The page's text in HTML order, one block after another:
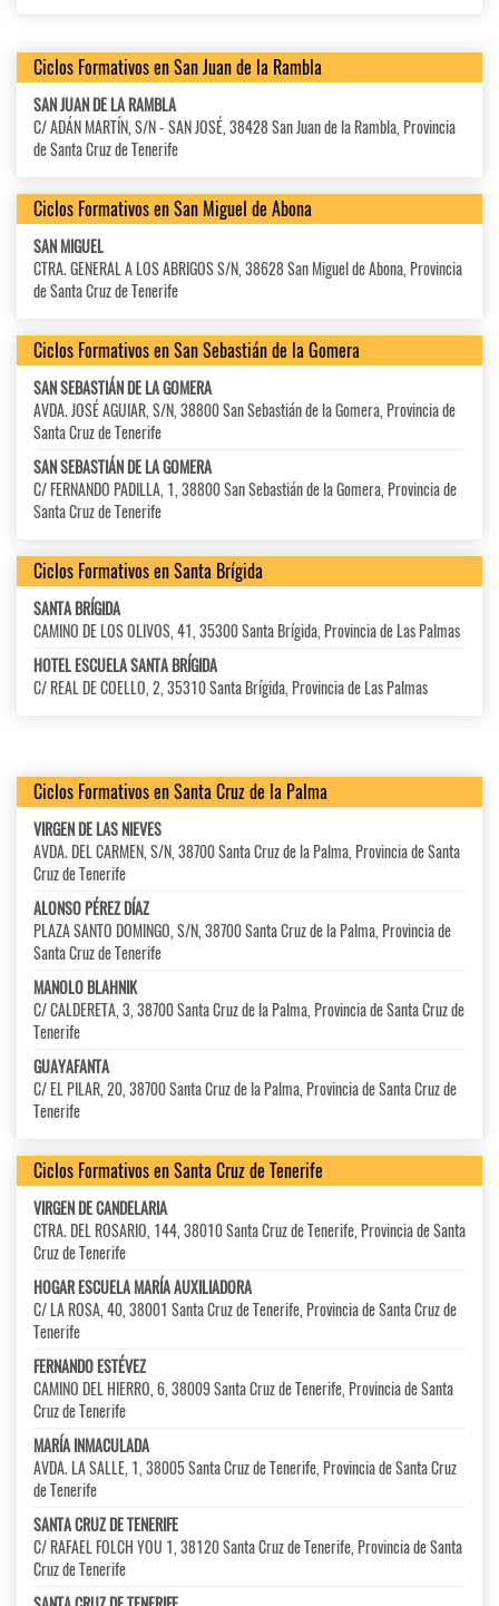
Ciclos Formativos en San Juan de la Rambla
SAN JUAN DE LA RAMBLA
C/ ADÁN MARTÍN, S/N - SAN JOSÉ, 38428 San Juan de la Rambla, Provincia
de Santa Cruz de Tenerife
Ciclos Formativos en San Miguel de Abona
SAN MIGUEL
CTRA. GENERAL A LOS ABRIGOS S/N, 38628 San Miguel de Abona, Provincia
de Santa Cruz de Tenerife
Ciclos Formativos en San Sebastián de la Gomera
SAN SEBASTIÁN DE LA GOMERA
AVDA. JOSÉ AGUIAR, S/N, 38800 San Sebastián de la Gomera, Provincia de
Santa Cruz de Tenerife
SAN SEBASTIÁN DE LA GOMERA
C/ FERNANDO PADILLA, 1, 38800 San Sebastián de la Gomera, Provincia de
Santa Cruz de Tenerife
Ciclos Formativos en Santa Brígida
SANTA BRÍGIDA
CAMINO DE LOS OLIVOS, 41, 35300 Santa Brígida, Provincia de Las Palmas
HOTEL ESCUELA SANTA BRÍGIDA
C/ REAL DE COELLO, 2, 35310 Santa Brígida, Provincia de Las Palmas
Ciclos Formativos en Santa Cruz de la Palma
VIRGEN DE LAS NIEVES
AVDA. DEL CARMEN, S/N, 38700 Santa Cruz de la Palma, Provincia de Santa
Cruz de Tenerife
ALONSO PÉREZ DÍAZ
PLAZA SANTO DOMINGO, S/N, 38700 Santa Cruz de la Palma, Provincia de
Santa Cruz de Tenerife
MANOLO BLAHNIK
C/ CALDERETA, 3, 38700 Santa Cruz de la Palma, Provincia de Santa Cruz de
Tenerife
GUAYAFANTA
C/ EL PILAR, 20, 38700 Santa Cruz de la Palma, Provincia de Santa Cruz de
Tenerife
Ciclos Formativos en Santa Cruz de Tenerife
VIRGEN DE CANDELARIA
CTRA. DEL ROSARIO, 144, 38010 Santa Cruz de Tenerife, Provincia de Santa
Cruz de Tenerife
HOGAR ESCUELA MARÍA AUXILIADORA
C/ LA ROSA, 40, 38001 Santa Cruz de Tenerife, Provincia de Santa Cruz de
Tenerife
FERNANDO ESTÉVEZ
CAMINO DEL HIERRO, 6, 38009 Santa Cruz de Tenerife, Provincia de Santa
Cruz de Tenerife
MARÍA INMACULADA
AVDA. LA SALLE, 1, 38005 Santa Cruz de Tenerife, Provincia de Santa Cruz
de Tenerife
SANTA CRUZ DE TENERIFE
C/ RAFAEL FOLCH YOU 1, 38120 Santa Cruz de Tenerife, Provincia de Santa
Cruz de Tenerife